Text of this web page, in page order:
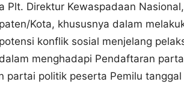
Plt. Direktur Kewaspadaan
Kota, khususnya dalam
konflik sosial menjelang
menghadapi Pendaftaran
partai politik peserta Pemilu